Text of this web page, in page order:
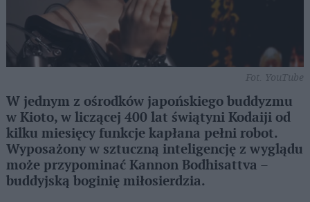
Fot. YouTube
W jednym z ośrodków japońskiego buddyzmu
w Kioto, w liczącej 400 lat świątyni Kodaiji od
kilku miesięcy funkcje kapłana pełni robot.
Wyposażony w sztuczną inteligencję z wyglądu
może przypominać Kannon Bodhisattva –
buddyjską boginię miłosierdzia.